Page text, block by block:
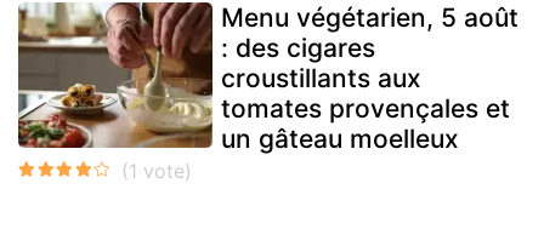
Menu végétarien, 5 août
: des cigares
croustillants aux
tomates provençales et
un gâteau moelleux